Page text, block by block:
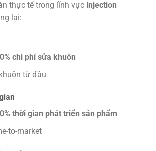
thực tế trong lĩnh vực injection
lại:
chi phí sửa khuôn
từ đầu
thời gian phát triển sản phẩm
to-market